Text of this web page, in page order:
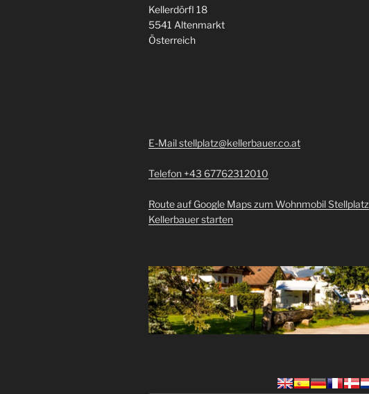
Kellerdörfl 18
5541 Altenmarkt
Österreich
E-Mail stellplatz@kellerbauer.co.at
Telefon +43 67762312010
Route auf Google Maps zum Wohnmobil Stellplatz
Kellerbauer starten